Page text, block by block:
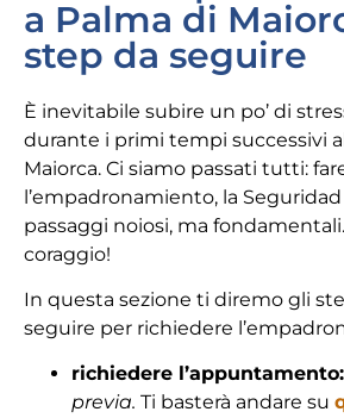
a Palma di
step da seguire
È inevitabile subire un po’ di
durante i primi tempi successivi
Maiorca. Ci siamo passati tutti:
l’empadronamiento, la
passaggi noiosi, ma
coraggio!
In questa sezione ti diremo gli
seguire per richiedere
richiedere l’appuntamento:
previa. Ti basterà andare su